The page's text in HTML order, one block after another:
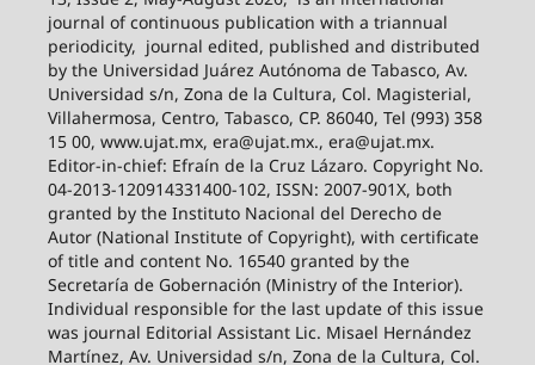
journal of continuous publication with a triannual
periodicity, journal edited, published and distributed
by the Universidad Juárez Autónoma de Tabasco, Av.
Universidad s/n, Zona de la Cultura, Col. Magisterial,
Villahermosa, Centro, Tabasco, CP. 86040, Tel (993) 358
15 00, www.ujat.mx, era@ujat.mx., era@ujat.mx.
Editor-in-chief: Efraín de la Cruz Lázaro. Copyright No.
04-2013-120914331400-102, ISSN: 2007-901X, both
granted by the Instituto Nacional del Derecho de
Autor (National Institute of Copyright), with certificate
of title and content No. 16540 granted by the
Secretaría de Gobernación (Ministry of the Interior).
Individual responsible for the last update of this issue
was journal Editorial Assistant Lic. Misael Hernández
Martínez, Av. Universidad s/n, Zona de la Cultura, Col.